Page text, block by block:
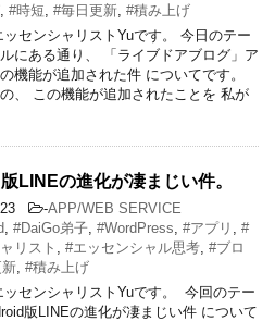
#時短 #毎日更新 #積み上げ
ッセンシャリストYuです。 今日のテー
にある通り、 「ライブドアブログ」ア
機能が追加された件 についてです。
、 この機能が追加されたことを 私が
LINEの進化が凄まじい件。
-APP/WEB SERVICE
#DaiGo弟子 #WordPress #アプリ
#
リスト
#エッセンシャル思考 #ブロ
#積み上げ
ッセンシャリストYuです。 ​​ ​​今回のテー
版LINEの進化が凄まじい件 ​​について